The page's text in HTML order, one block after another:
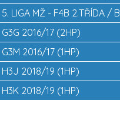
5. LIGA MŽ - F4B 2.TŘÍDA / B
G3G 2016/17 (2HP)
G3M 2016/17 (1HP)
H3J 2018/19 (1HP)
H3K 2018/19 (1HP)